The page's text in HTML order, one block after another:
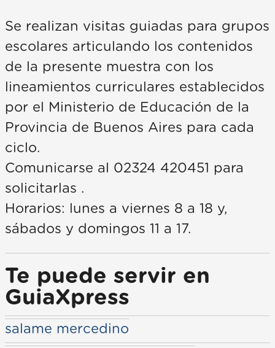
Se realizan visitas guiadas para grupos
escolares articulando los contenidos
de la presente muestra con los
lineamientos curriculares establecidos
por el Ministerio de Educación de la
Provincia de Buenos Aires para cada
ciclo.
Comunicarse al 02324 420451 para
solicitarlas .
Horarios: lunes a viernes 8 a 18 y,
sábados y domingos 11 a 17.
Te puede servir en
GuiaXpress
salame mercedino